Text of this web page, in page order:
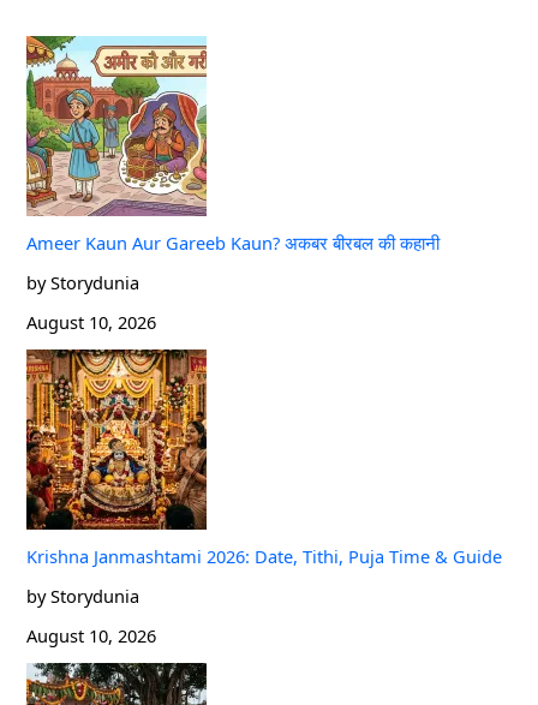
Ameer Kaun Aur Gareeb Kaun? अकबर बीरबल की कहानी
by Storydunia
August 10, 2026
Krishna Janmashtami 2026: Date, Tithi, Puja Time & Guide
by Storydunia
August 10, 2026